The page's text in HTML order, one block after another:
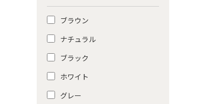
ブラウン
ナチュラル
ブラック
ホワイト
グレー